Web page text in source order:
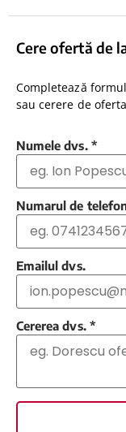
Cere ofertă de
Completează
sau cerere de
Numele dvs. *
Numarul de
Emailul dvs.
Cererea dvs. *